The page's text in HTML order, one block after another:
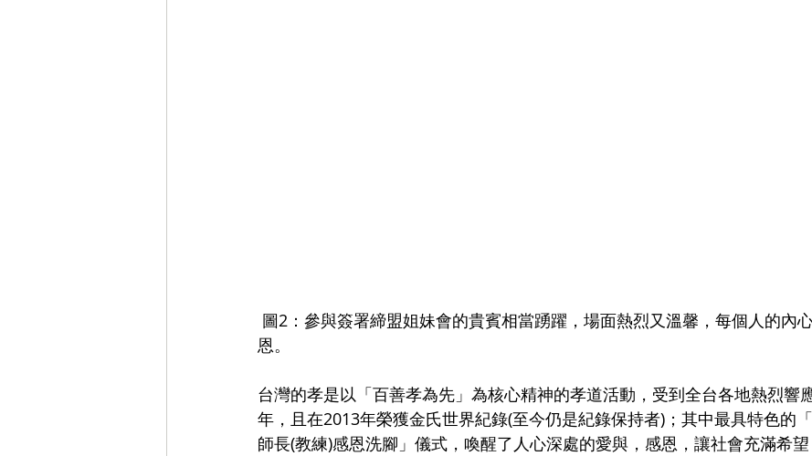
恩。
台灣的孝是以「百善孝為先」為核心精神的孝道活動，受到全台各地熱烈響
年，且在2013年榮獲金氏世界紀錄(至今仍是紀錄保持者)；其中最具特色的「
師長(教練)感恩洗腳」儀式，喚醒了人心深處的愛與，感恩，讓社會充滿希